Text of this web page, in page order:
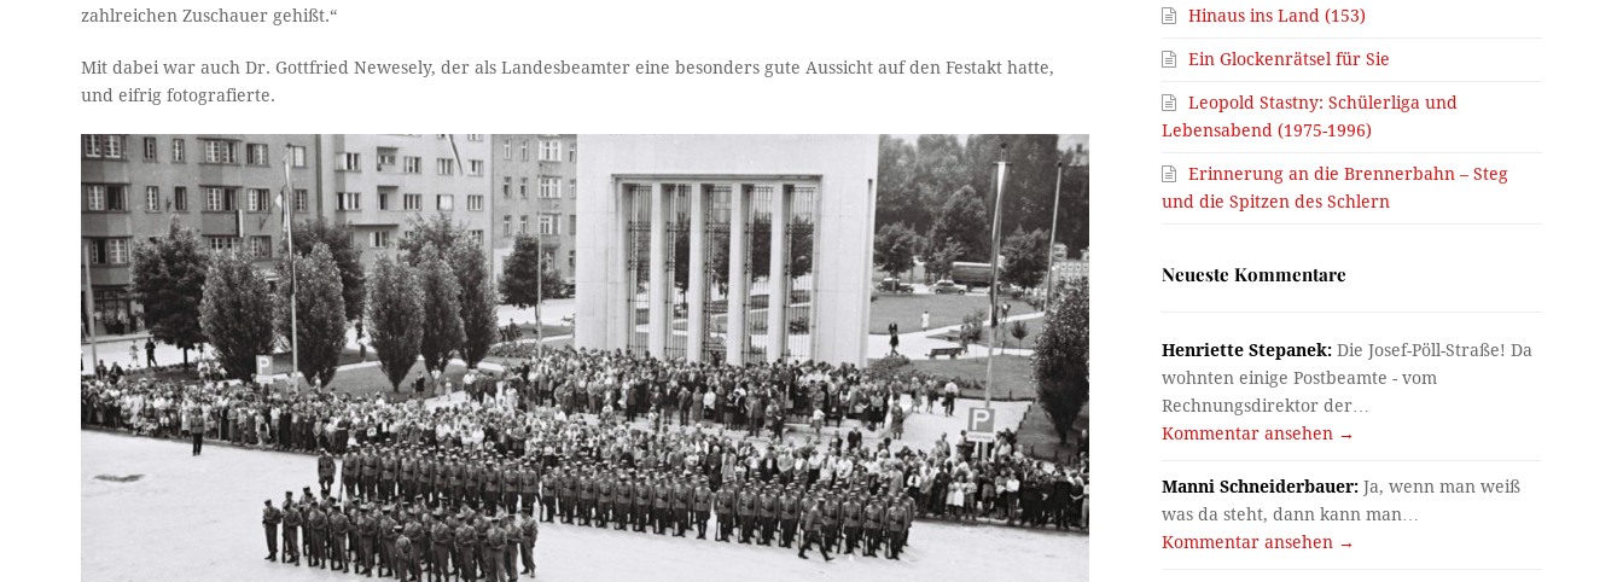
zahlreichen Zuschauer gehißt.“
Mit dabei war auch Dr. Gottfried Newesely, der als Landesbeamter eine besonders gute Aussicht auf den Festakt hatte,
und eifrig fotografierte.
Hinaus ins Land (153)
Ein Glockenrätsel für Sie
Leopold Stastny: Schülerliga und
Lebensabend (1975-1996)
Erinnerung an die Brennerbahn – Steg
und die Spitzen des Schlern
Neueste Kommentare
Henriette Stepanek: Die Josef-Pöll-Straße! Da
wohnten einige Postbeamte - vom
Rechnungsdirektor der…
Kommentar ansehen →
Manni Schneiderbauer: Ja, wenn man weiß
was da steht, dann kann man…
Kommentar ansehen →